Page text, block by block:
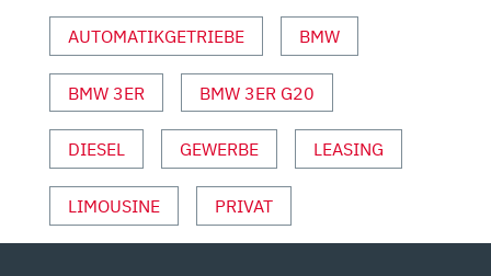
KENNST
MOTOR
UND
SPORT“
VON
YOUTUBE
ANZEIGEN
AUTOMATIKGETRIEBE BMW
BMW 3ER BMW 3ER G20
DIESEL GEWERBE LEASING
LIMOUSINE PRIVAT